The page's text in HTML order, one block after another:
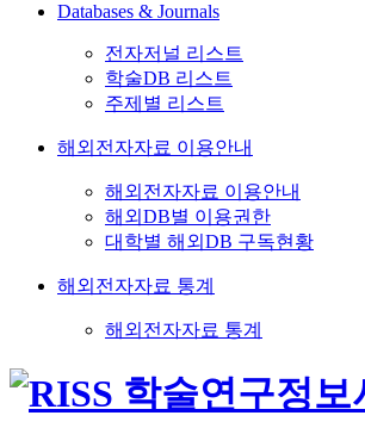
Databases & Journals
전자저널 리스트
학술DB 리스트
주제별 리스트
해외전자자료 이용안내
해외전자자료 이용안내
해외DB별 이용권한
대학별 해외DB 구독현황
해외전자자료 통계
해외전자자료 통계